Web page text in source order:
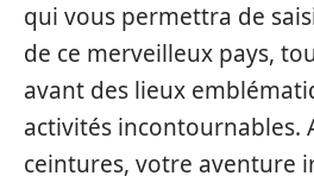
qui vous permettra de
de ce merveilleux pays,
avant des lieux
activités incontournables.
ceintures, votre aventure